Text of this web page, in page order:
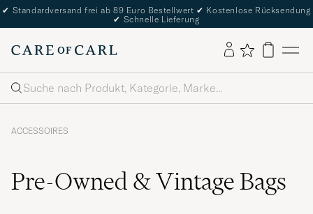
✔ Standardversand frei ab 89 Euro Bestellwert ✔ Kostenlose Rücksendung
✔ Schnelle Lieferung
Suche
ACCESSOIRES
Pre-Owned & Vintage Bags